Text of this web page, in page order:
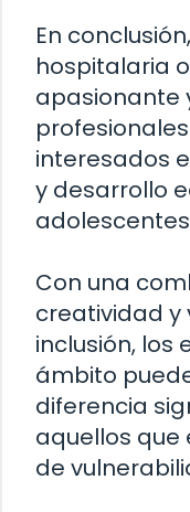
En
hospitalaria
apasionante
interesados
y desarrollo
Con una
creatividad y
inclusión, los
ámbito
diferencia
aquellos que
de